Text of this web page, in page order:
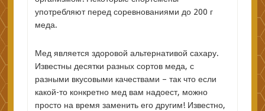
употребляют перед соревнованиями до 200 г
меда.
Мед является здоровой альтернативой сахару.
Известны десятки разных сортов меда, с
разными вкусовыми качествами – так что если
какой-то конкретно мед вам надоест, можно
просто на время заменить его другим! Известно,